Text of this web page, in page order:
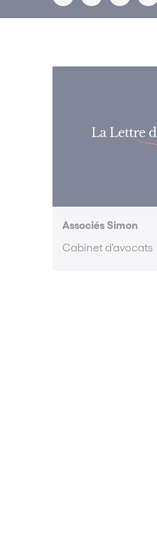
Associés Simon
Cabinet d'avocats